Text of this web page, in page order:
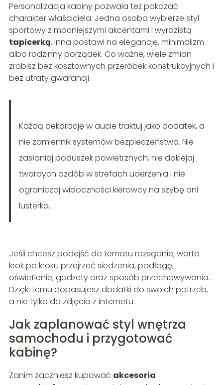
Personalizacja kabiny pozwala też pokazać
charakter właściciela. Jedna osoba wybierze styl
sportowy z mocniejszymi akcentami i wyrazistą
tapicerką, inna postawi na elegancję, minimalizm
albo rodzinny porządek. Co ważne, wiele zmian
zrobisz bez kosztownych przeróbek konstrukcyjnych i
bez utraty gwarancji.
Każdą dekorację w aucie traktuj jako dodatek, a
nie zamiennik systemów bezpieczeństwa. Nie
zasłaniaj poduszek powietrznych, nie doklejaj
twardych ozdób w strefach uderzenia i nie
ograniczaj widoczności kierowcy na szybę ani
lusterka.
Jeśli chcesz podejść do tematu rozsądnie, warto
krok po kroku przejrzeć siedzenia, podłogę,
oświetlenie, gadżety oraz sposób przechowywania.
Dzięki temu dopasujesz dodatki do swoich potrzeb,
a nie tylko do zdjęcia z internetu.
Jak zaplanować styl wnętrza
samochodu i przygotować
kabinę?
Zanim zaczniesz kupować akcesoria